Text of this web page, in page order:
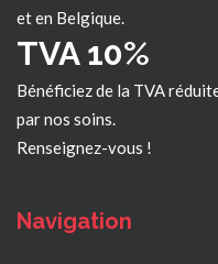
et en Belgique.
TVA 10%
Bénéficiez de la TVA
par nos soins.
Renseignez-vous !
Navigation